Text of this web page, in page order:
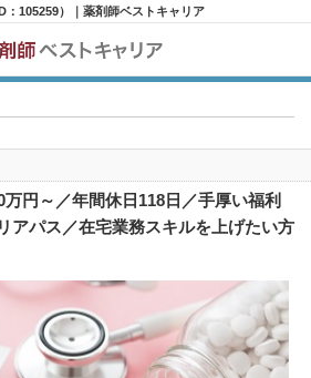
：105259）｜薬剤師ベストキャリア
万円～／年間休日118日／手厚い福利
アパス／在宅業務スキルを上げたい方
介
込む